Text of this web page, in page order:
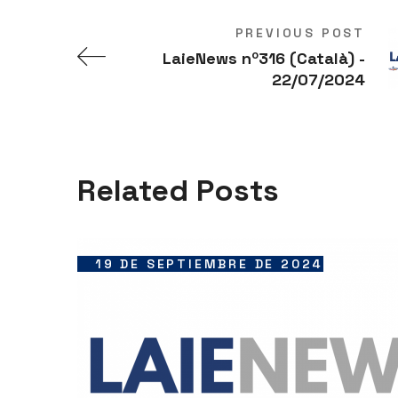
PREVIOUS POST
LaieNews nº316 (Català) -
22/07/2024
Related Posts
19 DE SEPTIEMBRE DE 2024